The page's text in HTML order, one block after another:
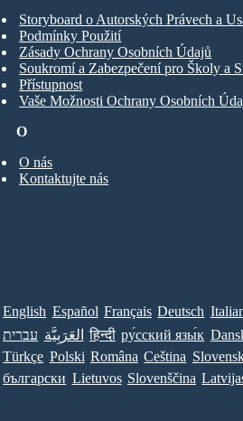
O
O nás
Kontaktujte nás
Storyboard o Autorských Právech a
Podmínky Použití
Zásady Ochrany Osobních Údajů
Soukromí a Zabezpečení pro Školy a
Přístupnost
Vaše Možnosti Ochrany Osobních
English Español Français Deutsch
עברית العَرَبِيَّة हिन्दी ру́сский язы́к
Türkçe Polski Româna Ceština
български Lietuvos Slovenščina